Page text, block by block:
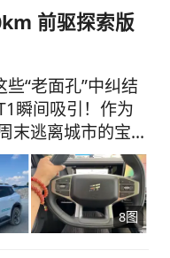
前驱探索版
“老面孔”中纠结
瞬间吸引！作为
末逃离城市的宝
动SUV，真能兼顾
你就懂了。 先
150km 探索 指导
自理 上牌费500
8图